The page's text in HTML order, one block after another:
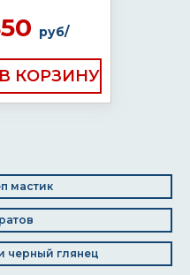
руб/
мастик
черный глянец